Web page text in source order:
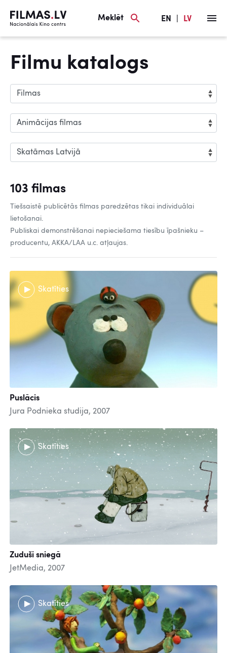
Meklēt EN LV
Filmu katalogs
103 filmas
Tiešsaistē publicētās filmas paredzētas tikai individuālai
lietošanai.
Publiskai demonstrēšanai nepieciešama tiesību īpašnieku –
producentu, AKKA/LAA u.c. atļaujas.
Skatīties
Puslācis
Jura Podnieka studija, 2007
Skatīties
Zuduši sniegā
JetMedia, 2007
Skatīties